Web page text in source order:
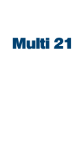
Multi 21